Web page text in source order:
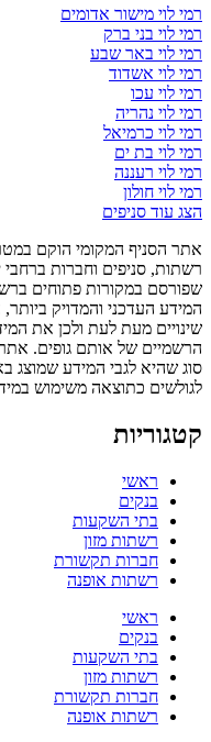
רמי לוי מישור אדומים
רמי לוי בני ברק
רמי לוי באר שבע
רמי לוי אשדוד
רמי לוי עכו
רמי לוי נהריה
רמי לוי כרמיאל
רמי לוי בת ים
רמי לוי רעננה
רמי לוי חולון
הצג עוד סניפים
אתר הסניף המקומי הוקם
רשתות, סניפים וחברות
שפורסם במקורות פתוחים
המידע העדכני והמדויק
שינויים מעת לעת ולכן את
הרשמיים של אותם גופים.
סוג שהיא לגבי המידע שמוצג
לגולשים כתוצאה משימוש
קטגוריות
ראשי
בנקים
בתי השקעות
רשתות מזון
חברות תקשורת
רשתות אופנה
ראשי
בנקים
בתי השקעות
רשתות מזון
חברות תקשורת
רשתות אופנה